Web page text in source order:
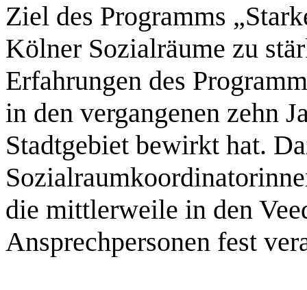
Ziel des Programms
Kölner Sozialräume zu
Erfahrungen des
in den vergangenen zehn
Stadtgebiet bewirkt hat.
die mittlerweile in den
Ansprechpersonen fest